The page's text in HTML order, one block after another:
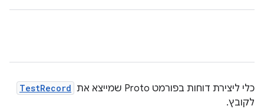
כלי ליצירת דוחות בפורמט Proto שמייצא את TestRecord
לקובץ.